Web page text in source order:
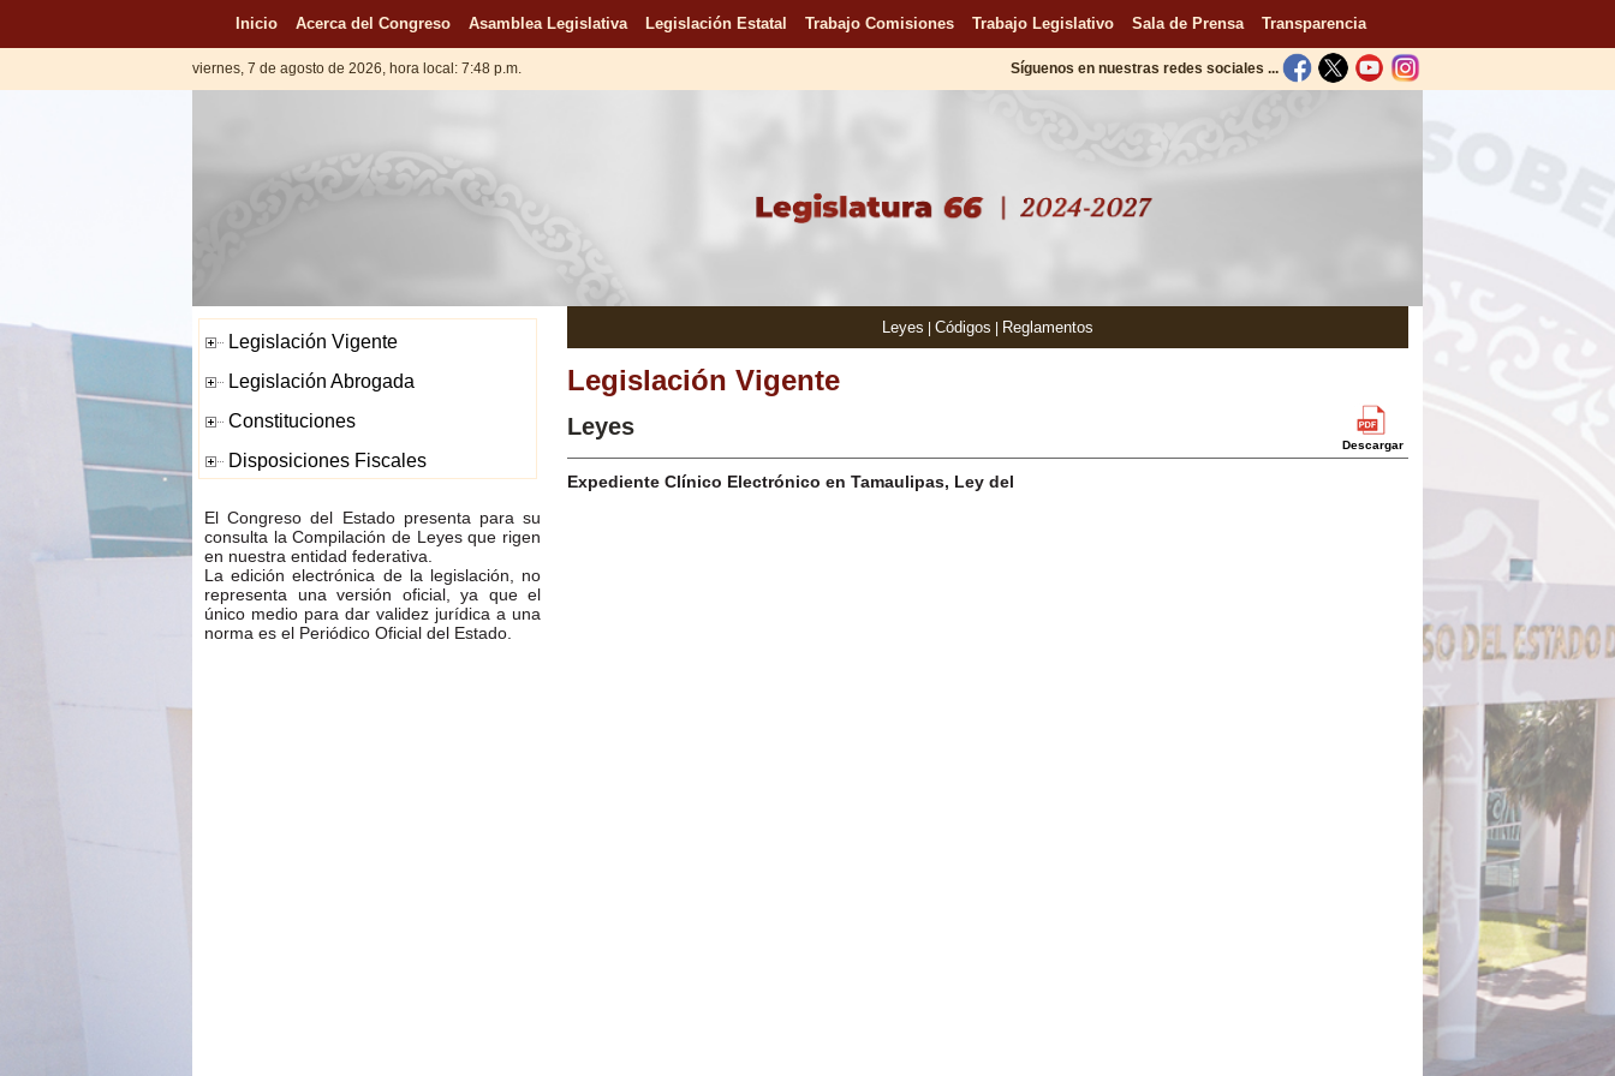
Inicio Acerca del Congreso Asamblea Legislativa Legislación Estatal Trabajo Comisiones Trabajo Legislativo Sala de Prensa Transparencia
viernes, 7 de agosto de 2026, hora local: 7:48 p.m. Síguenos en nuestras redes sociales ...
El Congreso del Estado presenta para su
consulta la Compilación de Leyes que rigen
en nuestra entidad federativa.
La edición electrónica de la legislación, no
representa una versión oficial, ya que el
único medio para dar validez jurídica a una
norma es el Periódico Oficial del Estado.
Leyes Códigos Reglamentos
Legislación Vigente
Leyes
Descargar
Expediente Clínico Electrónico en Tamaulipas, Ley del